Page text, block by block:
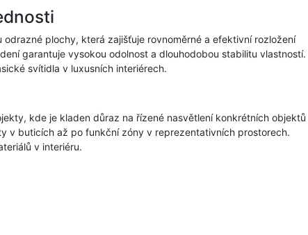
plochy, která zajišťuje rovnoměrné a efektivní rozložení
garantuje vysokou odolnost a dlouhodobou stabilitu vlastností.
svítidla v luxusních interiérech.
kde je kladen důraz na řízené nasvětlení konkrétních objektů
v buticích až po funkční zóny v reprezentativních prostorech.
v interiéru.